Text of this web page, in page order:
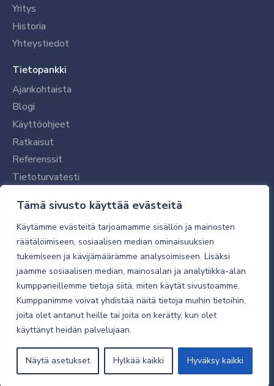
Tämä sivusto käyttää evästeitä
Käytämme evästeitä tarjoamamme sisällön ja mainosten
räätälöimiseen, sosiaalisen median ominaisuuksien
tukemiseen ja kävijämäärämme analysoimiseen. Lisäksi
jaamme sosiaalisen median, mainosalan ja analytiikka-alan
kumppaneillemme tietoja siitä, miten käytät sivustoamme.
Kumppanimme voivat yhdistää näitä tietoja muihin tietoihin,
joita olet antanut heille tai joita on kerätty, kun olet
käyttänyt heidän palvelujaan.
Näytä asetukset Hylkää kaikki Hyväksy kaikki
Yritys
Historia
Yhteystiedot
Tietopankki
Ajankohtaista
Blogi
Käyttöohjeet
Ratkaisut
Referenssit
Tietoturvatesti
Tilaajalle
Toimitustavat ja -kulut
Verkkokaupan yleiset ehdot
Toimitusehdot
Tietosuojaseloste
Tietoturva
© 2026 Micro Magic